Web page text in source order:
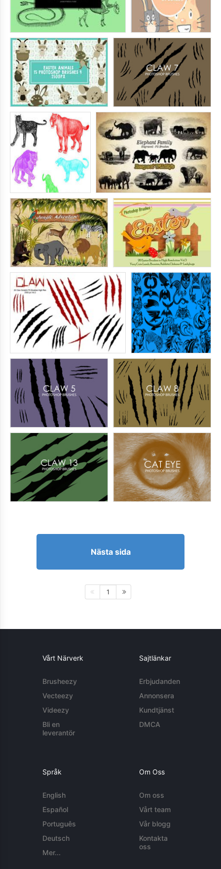
Nästa sida
1
Vårt Närverk
Brusheezy
Vecteezy
Videezy
Bli en
leverantör
Sajtlänkar
Erbjudanden
Annonsera
Kundtjänst
DMCA
Språk
English
Español
Português
Deutsch
Mer...
Om Oss
Om oss
Vårt team
Vår blogg
Kontakta
oss